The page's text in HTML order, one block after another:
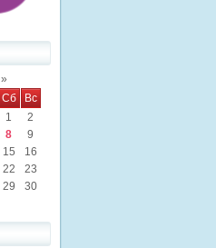
»
Сб
Вс
1
2
8
9
15
16
22
23
29
30